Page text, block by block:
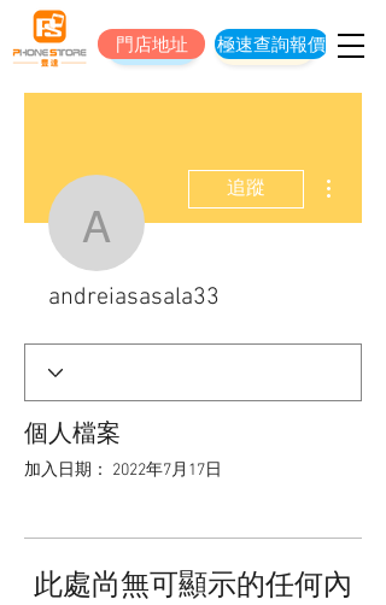
立即預約維修
門店地址
門店地址 極速查詢報價
追蹤
andreiasasala33
個人檔案
加入日期： 2022年7月17日
此處尚無可顯示的任何內